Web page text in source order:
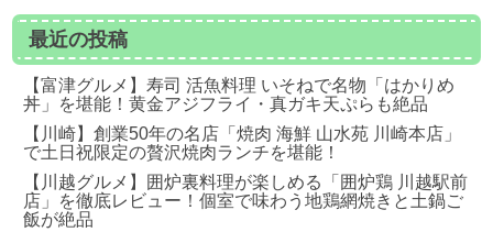
最近の投稿
【富津グルメ】寿司 活魚料理 いそねで名物「はかりめ
丼」を堪能！黄金アジフライ・真ガキ天ぷらも絶品
【川崎】創業50年の名店「焼肉 海鮮 山水苑 川崎本店」
で土日祝限定の贅沢焼肉ランチを堪能！
【川越グルメ】囲炉裏料理が楽しめる「囲炉鶏 川越駅前
店」を徹底レビュー！個室で味わう地鶏網焼きと土鍋ご
飯が絶品